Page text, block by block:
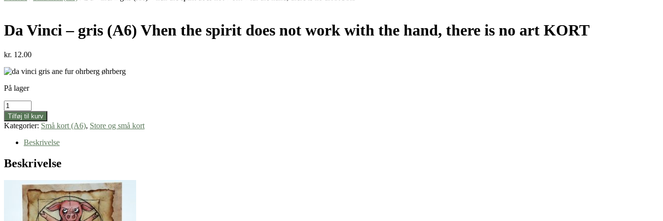
Da Vinci – gris (A6) Vhen the spirit does not work with the hand, there is no art KORT
kr. 12.00
På lager
Da
Vinci
-
gris
(A6)
the
spirit
Tilføj til kurv
Kategorier: Små kort (A6), Store og små kort
Beskrivelse
Beskrivelse